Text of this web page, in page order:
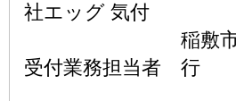
社エッグ 気付
稲敷市ワン
受付業務担当者 行